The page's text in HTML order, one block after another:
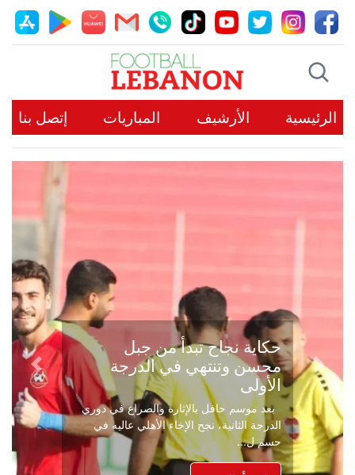
الرئيسية الأرشيف المباريات إتصل بنا
حكاية نجاح تبدأ من جبل
محسن وتنتهي في الدرجة
الأولى
بعد موسم حافل بالإثارة والصراع في دوري
الدرجة الثانية، نجح الإخاء الأهلي عاليه في
حسم ل...
Previous
Next